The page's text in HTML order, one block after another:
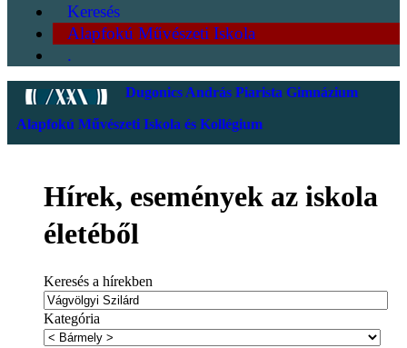
Keresés
Alapfokú Művészeti Iskola
.
Dugonics András Piarista Gimnázium
Alapfokú Művészeti Iskola és Kollégium
Hírek, események az iskola
életéből
Keresés a hírekben
Kategória